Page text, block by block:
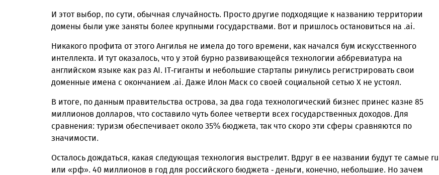
И этот выбор, по сути, обычная случайность. Просто другие подходящие к названию территории
домены были уже заняты более крупными государствами. Вот и пришлось остановиться на .ai.
Никакого профита от этого Ангилья не имела до того времени, как начался бум искусственного
интеллекта. И тут оказалось, что у этой бурно развивающейся технологии аббревиатура на
английском языке как раз AI. IT-гиганты и небольшие стартапы ринулись регистрировать свои
доменные имена с окончанием .ai. Даже Илон Маск со своей социальной сетью X не устоял.
В итоге, по данным правительства острова, за два года технологический бизнес принес казне 85
миллионов долларов, что составило чуть более четверти всех государственных доходов. Для
сравнения: туризм обеспечивает около 35% бюджета, так что скоро эти сферы сравняются по
значимости.
Осталось дождаться, какая следующая технология выстрелит. Вдруг в ее названии будут те самые ru
или «рф». 40 миллионов в год для российского бюджета - деньги, конечно, небольшие. Но зачем